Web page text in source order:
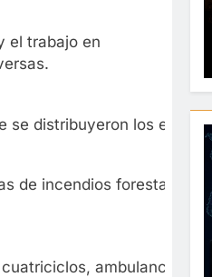
el trabajo en
se distribuyeron los
de incendios forestales,
ambulancias y